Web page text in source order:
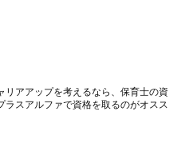
リアアップを考えるなら、保育士の資
ラスアルファで資格を取るのがオスス